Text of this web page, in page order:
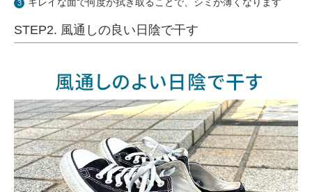
STEP2. 風通しの良い日陰で干す